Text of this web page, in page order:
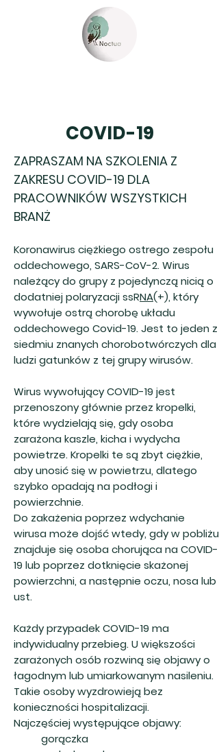
COVID-19
ZAPRASZAM NA SZKOLENIA Z
ZAKRESU COVID-19 DLA
PRACOWNIKÓW WSZYSTKICH
BRANŻ
Koronawirus ciężkiego ostrego zespołu
oddechowego, SARS-CoV-2. Wirus
należący do grupy z pojedynczą nicią o
dodatniej polaryzacji ssRNA(+), który
wywołuje ostrą chorobę układu
oddechowego Covid-19. Jest to jeden z
siedmiu znanych chorobotwórczych dla
ludzi gatunków z tej grupy wirusów.
Wirus wywołujący COVID-19 jest
przenoszony głównie przez kropelki,
które wydzielają się, gdy osoba
zarażona kaszle, kicha i wydycha
powietrze. Kropelki te są zbyt ciężkie,
aby unosić się w powietrzu, dlatego
szybko opadają na podłogi i
powierzchnie.
Do zakażenia poprzez wdychanie
wirusa może dojść wtedy, gdy w pobliżu
znajduje się osoba chorująca na COVID-
19 lub poprzez dotknięcie skażonej
powierzchni, a następnie oczu, nosa lub
ust.
Każdy przypadek COVID-19 ma
indywidualny przebieg. U większości
zarażonych osób rozwiną się objawy o
łagodnym lub umiarkowanym nasileniu.
Takie osoby wyzdrowieją bez
konieczności hospitalizacji.
Najczęściej występujące objawy:
gorączka